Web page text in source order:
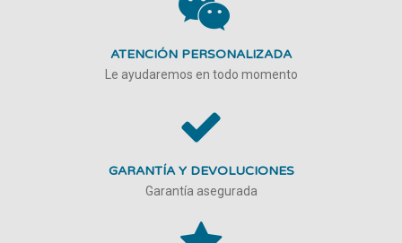
ATENCIÓN PERSONALIZADA
Le ayudaremos en todo momento
GARANTÍA Y DEVOLUCIONES
Garantía asegurada